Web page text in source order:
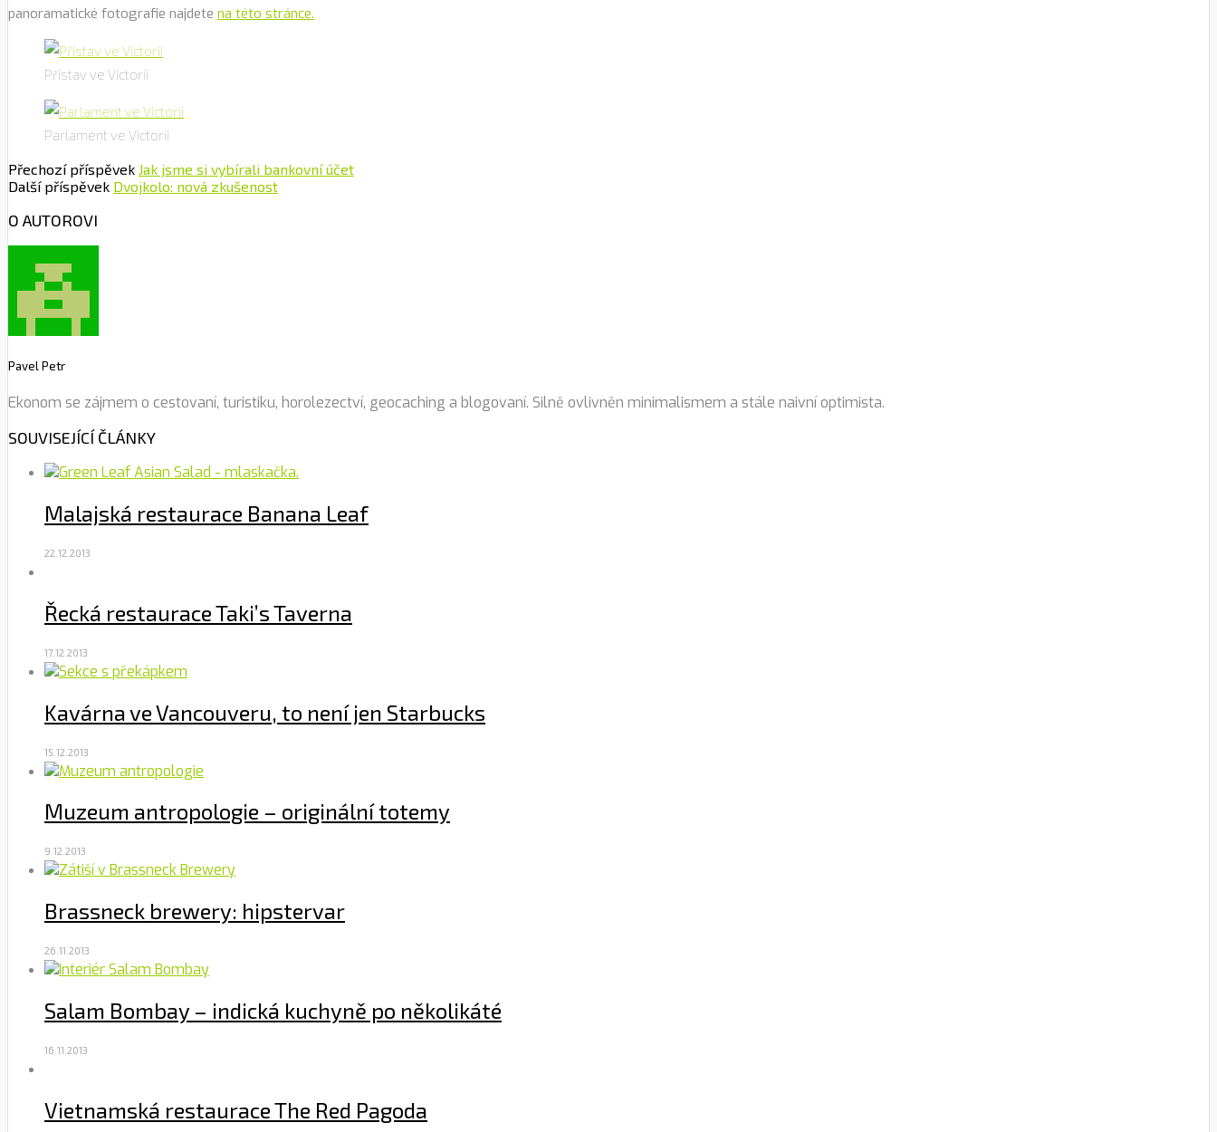
panoramatické fotografie najdete na této stránce.
Přístav ve Victorii
Parlament ve Victorii
Přechozí příspěvek Jak jsme si vybírali bankovní účet
Další příspěvek Dvojkolo: nová zkušenost
O AUTOROVI
Pavel Petr
Ekonom se zájmem o cestovaní, turistiku, horolezectví, geocaching a blogovaní. Silně ovlivněn minimalismem a stále naivní optimista.
SOUVISEJÍCÍ ČLÁNKY
Malajská restaurace Banana Leaf
22.12.2013
Řecká restaurace Taki’s Taverna
17.12.2013
Kavárna ve Vancouveru, to není jen Starbucks
15.12.2013
Muzeum antropologie – originální totemy
9.12.2013
Brassneck brewery: hipstervar
26.11.2013
Salam Bombay – indická kuchyně po několikáté
16.11.2013
Vietnamská restaurace The Red Pagoda